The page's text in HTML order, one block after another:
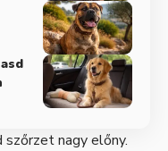
nagy előny.